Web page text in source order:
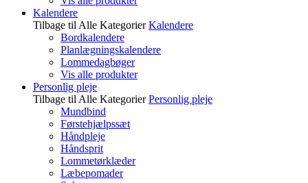
Kalendere
Tilbage til Alle Kategorier Kalendere
Bordkalendere
Planlægningskalendere
Lommedagbøger
Vis alle produkter
Personlig pleje
Tilbage til Alle Kategorier Personlig pleje
Mundbind
Førstehjælpssæt
Håndpleje
Håndsprit
Lommetørklæder
Læbepomader